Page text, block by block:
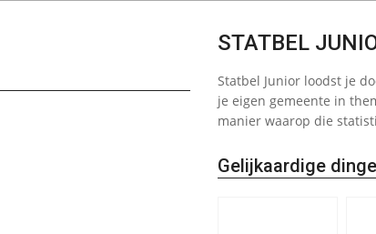
STATBEL
Statbel Junior loodst je
je eigen gemeente in
manier waarop die
Gelijkaardige